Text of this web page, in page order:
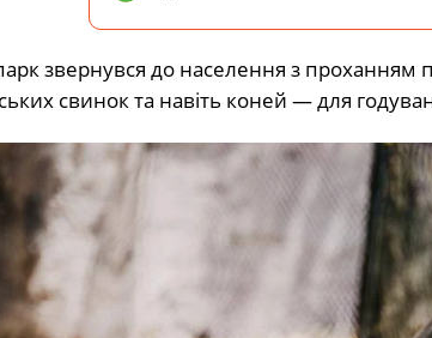
звернувся до населення з
свинок та навіть коней — для